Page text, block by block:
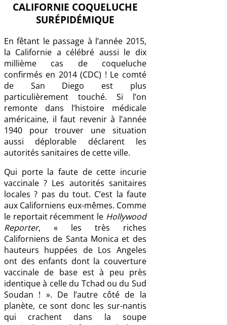
CALIFORNIE COQUELUCHE
SURÉPIDÉMIQUE
En fêtant le passage à l’année 2015,
la Californie a célébré aussi le dix
millième cas de coqueluche
confirmés en 2014 (CDC) ! Le comté
de San Diego est plus
particulièrement touché. Si l’on
remonte dans l’histoire médicale
américaine, il faut revenir à l’année
1940 pour trouver une situation
aussi déplorable déclarent les
autorités sanitaires de cette ville.
Qui porte la faute de cette incurie
vaccinale ? Les autorités sanitaires
locales ? pas du tout. C’est la faute
aux Californiens eux-mêmes. Comme
le reportait récemment le Hollywood
Reporter, « les très riches
Californiens de Santa Monica et des
hauteurs huppées de Los Angeles
ont des enfants dont la couverture
vaccinale de base est à peu près
identique à celle du Tchad ou du Sud
Soudan ! ». De l’autre côté de la
planète, ce sont donc les sur-nantis
qui crachent dans la soupe